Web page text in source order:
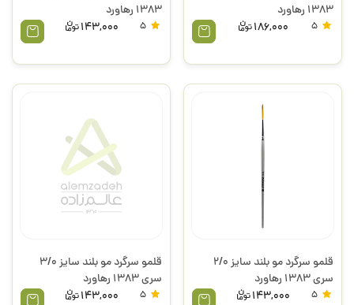
1383 رهاورد
186,000
1383 رهاورد
143,000
قلمو سرگرد مو بلند سایز 2/0
سری 1383 رهاورد
143,000
قلمو سرگرد مو بلند سایز 3/0
سری 1383 رهاورد
143,000